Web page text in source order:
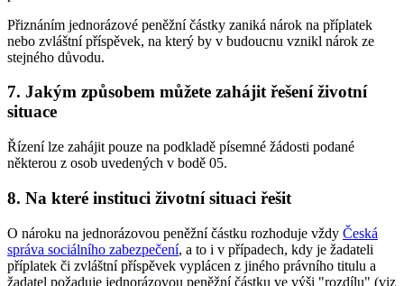
Přiznáním jednorázové peněžní částky zaniká nárok na příplatek
nebo zvláštní příspěvek, na který by v budoucnu vznikl nárok ze
stejného důvodu.
7. Jakým způsobem můžete zahájit řešení životní
situace
Řízení lze zahájit pouze na podkladě písemné žádosti podané
některou z osob uvedených v bodě 05.
8. Na které instituci životní situaci řešit
O nároku na jednorázovou peněžní částku rozhoduje vždy Česká
správa sociálního zabezpečení, a to i v případech, kdy je žadateli
příplatek či zvláštní příspěvek vyplácen z jiného právního titulu a
žadatel požaduje jednorázovou peněžní částku ve výši "rozdílu" (viz